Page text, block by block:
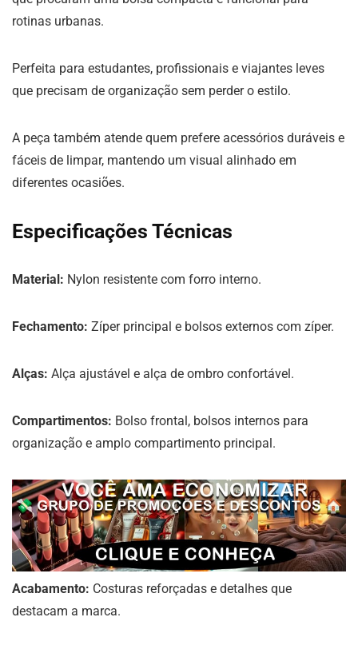
rotinas urbanas.
Perfeita para estudantes, profissionais e viajantes leves
que precisam de organização sem perder o estilo.
A peça também atende quem prefere acessórios duráveis e
fáceis de limpar, mantendo um visual alinhado em
diferentes ocasiões.
Especificações Técnicas
Material: Nylon resistente com forro interno.
Fechamento: Zíper principal e bolsos externos com zíper.
Alças: Alça ajustável e alça de ombro confortável.
Compartimentos: Bolso frontal, bolsos internos para
organização e amplo compartimento principal.
Acabamento: Costuras reforçadas e detalhes que
destacam a marca.